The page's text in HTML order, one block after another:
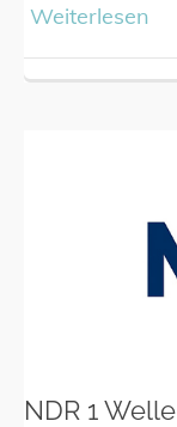
Weiterlesen
NDR 1